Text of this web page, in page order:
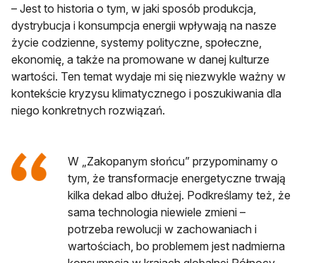
– Jest to historia o tym, w jaki sposób produkcja,
dystrybucja i konsumpcja energii wpływają na nasze
życie codzienne, systemy polityczne, społeczne,
ekonomię, a także na promowane w danej kulturze
wartości. Ten temat wydaje mi się niezwykle ważny w
kontekście kryzysu klimatycznego i poszukiwania dla
niego konkretnych rozwiązań.
W „Zakopanym słońcu” przypominamy o
tym, że transformacje energetyczne trwają
kilka dekad albo dłużej. Podkreślamy też, że
sama technologia niewiele zmieni –
potrzeba rewolucji w zachowaniach i
wartościach, bo problemem jest nadmierna